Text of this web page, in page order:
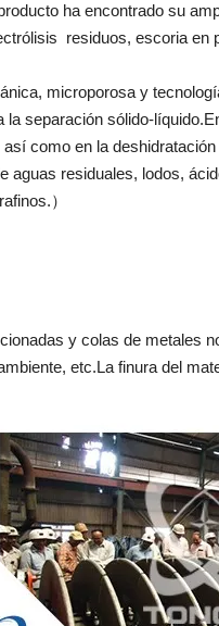
ha encontrado su
residuos, escoria en
microporosa y
separación sólido-
como en la
residuales, lodos,
）
y colas de metales
etc.La finura del